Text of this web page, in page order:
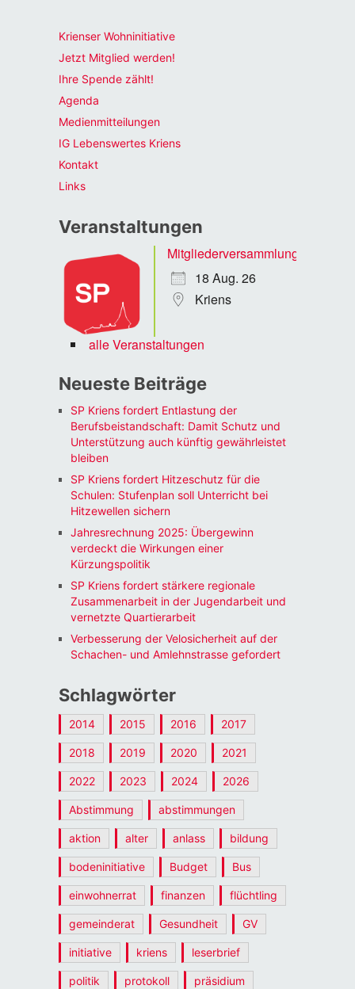
Krienser Wohninitiative
Jetzt Mitglied werden!
Ihre Spende zählt!
Agenda
Medienmitteilungen
IG Lebenswertes Kriens
Kontakt
Links
Veranstaltungen
Mitgliederversammlung
18 Aug. 26
Kriens
alle Veranstaltungen
Neueste Beiträge
SP Kriens fordert Entlastung der
Berufsbeistandschaft: Damit Schutz und
Unterstützung auch künftig gewährleistet
bleiben
SP Kriens fordert Hitzeschutz für die
Schulen: Stufenplan soll Unterricht bei
Hitzewellen sichern
Jahresrechnung 2025: Übergewinn
verdeckt die Wirkungen einer
Kürzungspolitik
SP Kriens fordert stärkere regionale
Zusammenarbeit in der Jugendarbeit und
vernetzte Quartierarbeit
Verbesserung der Velosicherheit auf der
Schachen- und Amlehnstrasse gefordert
Schlagwörter
2014 2015 2016 2017
2018 2019 2020 2021
2022 2023 2024 2026
Abstimmung abstimmungen
aktion alter anlass bildung
bodeninitiative Budget Bus
einwohnerrat finanzen flüchtling
gemeinderat Gesundheit GV
initiative kriens leserbrief
politik protokoll präsidium